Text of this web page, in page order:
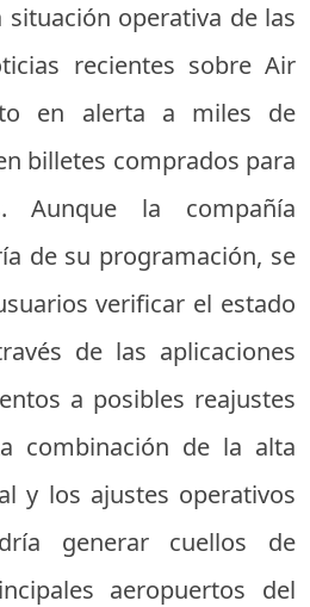
operativa de las
recientes sobre Air
en alerta a miles de
billetes comprados para
Aunque la compañía
de su programación, se
verificar el estado
de las aplicaciones
a posibles reajustes
combinación de la alta
y los ajustes operativos
generar cuellos de
aeropuertos del